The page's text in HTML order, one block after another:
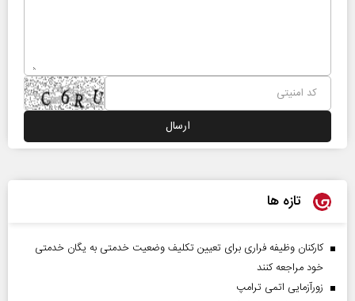
تازه ها
کارکنان وظیفه فراری برای تعیین تکلیف وضعیت خدمتی به یگان خدمتی
خود مراجعه کنند
زورآزمایی اتمی ترامپ